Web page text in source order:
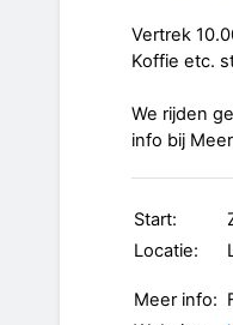
Vertrek
Koffie etc.
We rijden
info bij
Start:
Locatie:
Meer info: